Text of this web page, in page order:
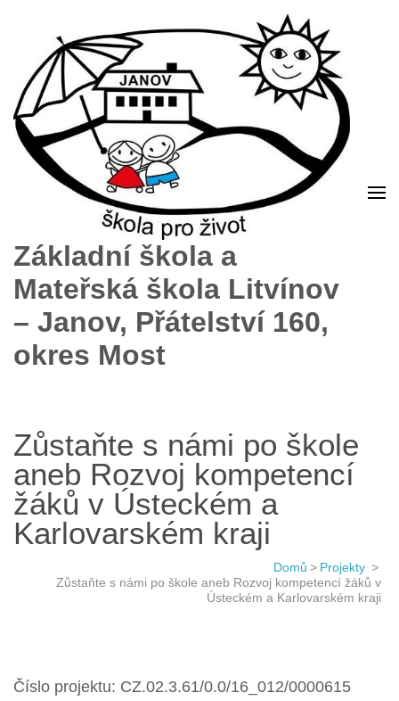
Základní škola a
Mateřská škola Litvínov
– Janov, Přátelství 160,
okres Most
Zůstaňte s námi po škole
aneb Rozvoj kompetencí
žáků v Ústeckém a
Karlovarském kraji
Domů > Projekty >
Zůstaňte s námi po škole aneb Rozvoj kompetencí žáků v
Ústeckém a Karlovarském kraji
Číslo projektu: CZ.02.3.61/0.0/16_012/0000615